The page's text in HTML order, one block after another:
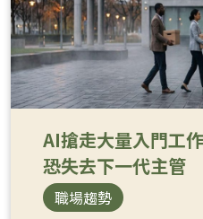
AI搶走大量入門工
恐失去下一代主管
職場趨勢